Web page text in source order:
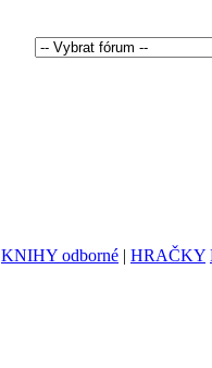
KNIHY odborné | HRAČKY